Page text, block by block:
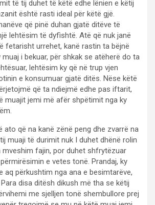
të tij duhet të këtë edhe lënien e këtij
është rasti ideal për këtë gjë.
që pinë duhan gjatë ditëve të
lehtësim të dyfìshtë. Atë që nuk janë
fetarisht urrehet, kanë rastin ta bëjnë
muaj i bekuar, për shkak se atëherë do ta
lehtësim ky që në trup vjen
e konsumuar gjatë ditës. Nëse këtë
që ta ndiejmë edhe pas iftarit,
muajit jemi më afër shpëtimit nga ky
ato që na kanë zënë peng dhe zvarrë na
muaji të durimit nuk I duhet dhënë rolin
mveshim fajin, por duhet shfrytëzuar
e vetes tonë. Prandaj, ky
aq përkushtim nga ana e besimtarëve,
disa ditësh dikush më tha se këtij
me sjelljen tonë shembullore prej